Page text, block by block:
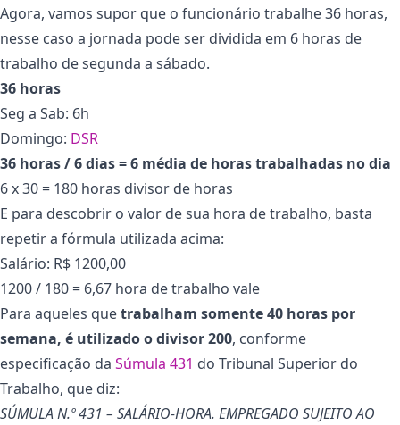
Agora, vamos supor que o funcionário trabalhe 36 horas,
nesse caso a jornada pode ser dividida em 6 horas de
trabalho de segunda a sábado.
36 horas
Seg a Sab: 6h
Domingo: DSR
36 horas / 6 dias = 6 média de horas trabalhadas no dia
6 x 30 = 180 horas divisor de horas
E para descobrir o valor de sua hora de trabalho, basta
repetir a fórmula utilizada acima:
Salário: R$ 1200,00
1200 / 180 = 6,67 hora de trabalho vale
Para aqueles quetrabalham somente 40 horas por
semana, é utilizado o divisor 200, conforme
especificação da Súmula 431 do Tribunal Superior do
Trabalho, que diz:
SÚMULA N.º 431 – SALÁRIO-HORA. EMPREGADO SUJEITO AO